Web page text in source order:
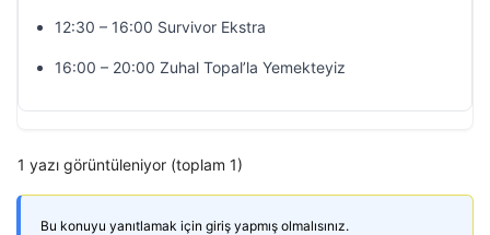
12:30 – 16:00 Survivor Ekstra
16:00 – 20:00 Zuhal Topal’la Yemekteyiz
1 yazı görüntüleniyor (toplam 1)
Bu konuyu yanıtlamak için giriş yapmış olmalısınız.